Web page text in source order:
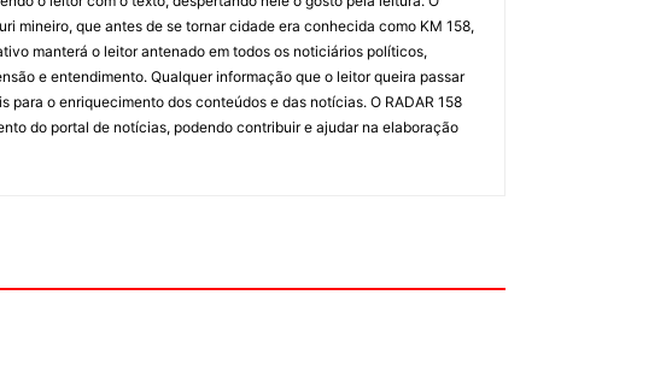
mineiro, que antes de se tornar cidade era conhecida como KM 158,
manterá o leitor antenado em todos os noticiários políticos,
e entendimento. Qualquer informação que o leitor queira passar
o enriquecimento dos conteúdos e das notícias. O RADAR 158
do portal de notícias, podendo contribuir e ajudar na elaboração